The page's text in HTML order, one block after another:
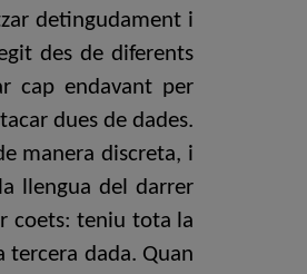
detingudament i
des de diferents
cap endavant per
dues de dades.
manera discreta, i
llengua del darrer
coets: teniu tota la
tercera dada. Quan